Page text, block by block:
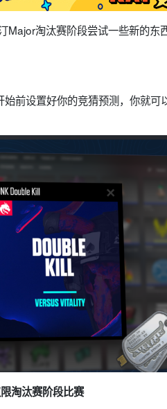
淘汰赛阶段尝试一些新的东
前设置好你的竞猜预测，你就可
淘汰赛阶段比赛